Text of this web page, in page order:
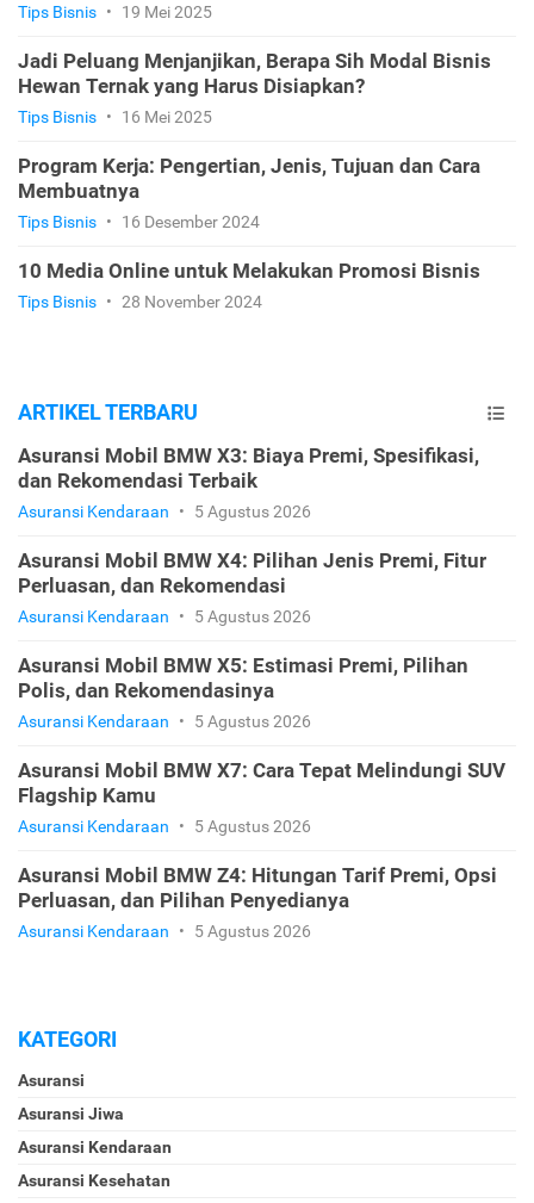
Tips Bisnis • 19 Mei 2025
Jadi Peluang Menjanjikan, Berapa Sih Modal Bisnis
Hewan Ternak yang Harus Disiapkan?
Tips Bisnis • 16 Mei 2025
Program Kerja: Pengertian, Jenis, Tujuan dan Cara
Membuatnya
Tips Bisnis • 16 Desember 2024
10 Media Online untuk Melakukan Promosi Bisnis
Tips Bisnis • 28 November 2024
ARTIKEL TERBARU
Asuransi Mobil BMW X3: Biaya Premi, Spesifikasi,
dan Rekomendasi Terbaik
Asuransi Kendaraan • 5 Agustus 2026
Asuransi Mobil BMW X4: Pilihan Jenis Premi, Fitur
Perluasan, dan Rekomendasi
Asuransi Kendaraan • 5 Agustus 2026
Asuransi Mobil BMW X5: Estimasi Premi, Pilihan
Polis, dan Rekomendasinya
Asuransi Kendaraan • 5 Agustus 2026
Asuransi Mobil BMW X7: Cara Tepat Melindungi SUV
Flagship Kamu
Asuransi Kendaraan • 5 Agustus 2026
Asuransi Mobil BMW Z4: Hitungan Tarif Premi, Opsi
Perluasan, dan Pilihan Penyedianya
Asuransi Kendaraan • 5 Agustus 2026
KATEGORI
Asuransi
Asuransi Jiwa
Asuransi Kendaraan
Asuransi Kesehatan